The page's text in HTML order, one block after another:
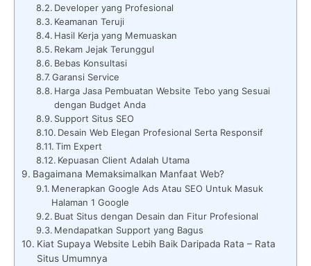
Developer yang Profesional
Keamanan Teruji
Hasil Kerja yang Memuaskan
Rekam Jejak Terunggul
Bebas Konsultasi
Garansi Service
Harga Jasa Pembuatan Website Tebo yang Sesuai
dengan Budget Anda
Support Situs SEO
Desain Web Elegan Profesional Serta Responsif
Tim Expert
Kepuasan Client Adalah Utama
Bagaimana Memaksimalkan Manfaat Web?
Menerapkan Google Ads Atau SEO Untuk Masuk
Halaman 1 Google
Buat Situs dengan Desain dan Fitur Profesional
Mendapatkan Support yang Bagus
Kiat Supaya Website Lebih Baik Daripada Rata – Rata
Situs Umumnya